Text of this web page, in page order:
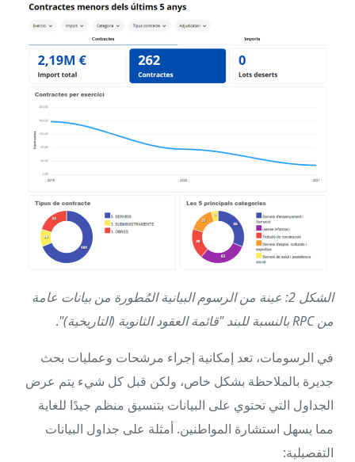
الشكل 2: عينة من الرسوم البيانية المُطورة من بيانات عامة
من RPC بالنسبة للبند "قائمة العقود الثانوية (التاريخية)"
.
في الرسومات، تعد إمكانية إجراء مرشحات وعمليات بحث
جديرة بالملاحظة بشكل خاص، ولكن قبل كل شيء يتم عرض
الجداول التي تحتوي على البيانات بتنسيق منظم جيدًا للغاية
مما يسهل استشارة المواطنين. أمثلة على جداول البيانات
التفصيلية: